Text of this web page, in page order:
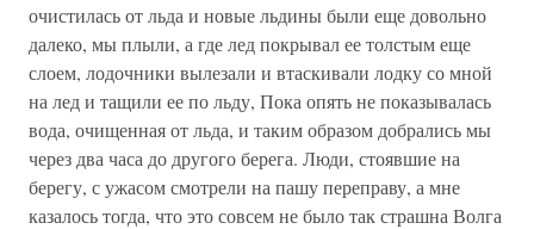
очистилась от льда и новые льдины были еще довольно
далеко, мы плыли, а где лед покрывал ее толстым еще
слоем, лодочники вылезали и втаскивали лодку со мной
на лед и тащили ее по льду, Пока опять не показывалась
вода, очищенная от льда, и таким образом добрались мы
через два часа до другого берега. Люди, стоявшие на
берегу, с ужасом смотрели на пашу переправу, а мне
казалось тогда, что это совсем не было так страшна Волга